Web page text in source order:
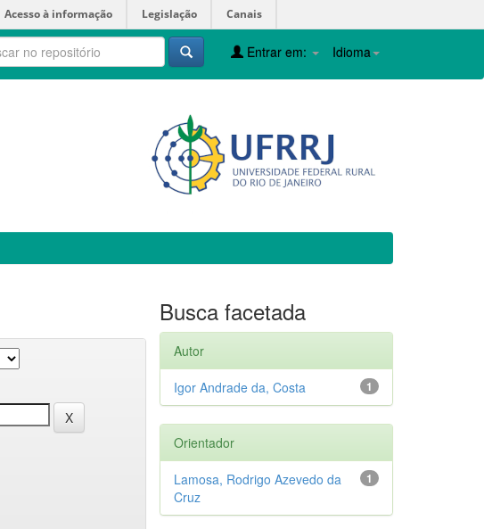
Acesso à informação Legislação Canais
Idioma
Entrar em:
Busca facetada
Autor
1
Igor Andrade da, Costa
Orientador
1
Lamosa, Rodrigo Azevedo da
Cruz